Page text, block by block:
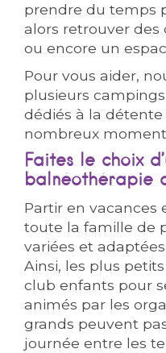
prendre du temps
alors retrouver des
ou encore un
Pour vous aider,
plusieurs
dédiés à la
nombreux
Faites le choix
balnéothérapie
Partir en vacances
toute la famille de
variées et
Ainsi, les plus
club enfants pour
animés par les
grands peuvent
journée entre les